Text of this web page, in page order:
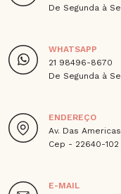
De Segunda à
WHATSAPP
21 98496-8670
De Segunda à
ENDEREÇO
Av. Das
Cep - 22640-
E-MAIL